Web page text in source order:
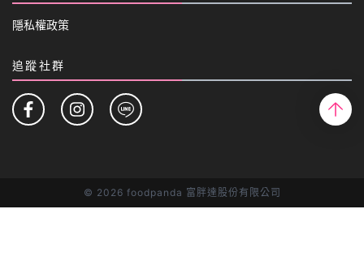
隱私權政策
追蹤社群
© 2026 foodpanda 富胖達股份有限公司